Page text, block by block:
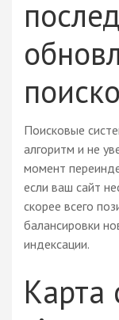
Поисковые
алгоритм и не
момент
если ваш сайт
скорее всего
балансировки
индексации.
Карта